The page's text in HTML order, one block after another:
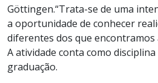
Göttingen.“Trata-se de uma
a oportunidade de conhecer
diferentes dos que encontramos
A atividade conta como
graduação.